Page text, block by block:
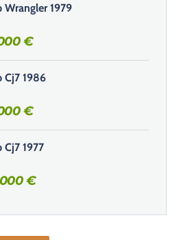
Wrangler 1979
€
Cj7 1986
€
Cj7 1977
€